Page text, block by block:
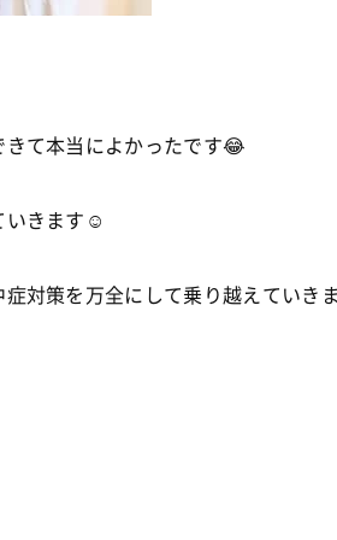
きて本当によかったです😂
いきます☺
症対策を万全にして乗り越えていき